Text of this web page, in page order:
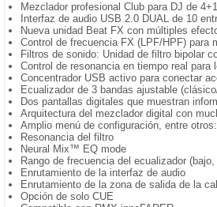
Mezclador profesional Club para DJ de
Interfaz de audio USB 2.0 DUAL de 10
Nueva unidad Beat FX con múltiples
Control de frecuencia FX (LPF/HPF) para
Filtros de sonido: Unidad de filtro bipolar
Control de resonancia en tiempo real para
Concentrador USB activo para conectar
Ecualizador de 3 bandas ajustable
Dos pantallas digitales que muestran
Arquitectura del mezclador digital con
Amplio menú de configuración, entre otros:
Resonancia del filtro
Neural Mix™ EQ mode
Rango de frecuencia del ecualizador
Enrutamiento de la interfaz de audio
Enrutamiento de la zona de salida de la
Opción de solo CUE